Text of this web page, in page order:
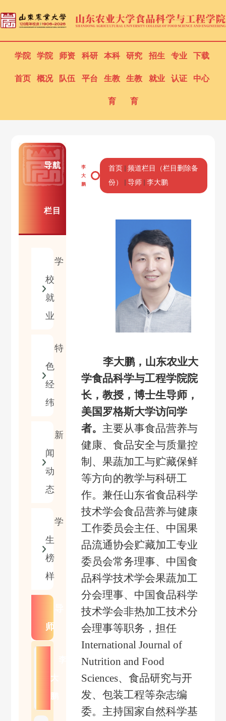
学院
首页
学院
概况
师资
队伍
科研
平台
本科
生教
育
研究
生教
育
招生
就业
专业
认证
下载
中心
导航
栏目
学
校
就
业
特
色
经
纬
新
闻
动
态
学
生
榜
样
师
大
鹏
李
大
鹏
首页
频道栏目（栏目删除备
份）
导师 李大鹏
李大鹏，山东农业大
学食品科学与工程学院院
长，教授，博士生导师，
美国罗格斯大学访问学
者。 主要从事食品营养与
健康、食品安全与质量控
制、果蔬加工与贮藏保鲜
等方向的教学与科研工
作。兼任山东省食品科学
技术学会食品营养与健康
工作委员会主任、中国果
品流通协会贮藏加工专业
委员会常务理事、中国食
品科学技术学会果蔬加工
分会理事、中国食品科学
技术学会非热加工技术分
会理事等职务，担任
International Journal of
Nutrition and Food
Sciences、 食品研究与开
发、包装工程等杂志编
委。主持国家自然科学基